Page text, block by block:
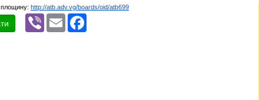
http://atb.adv.vg/boards/oid/atb699
Viber Email